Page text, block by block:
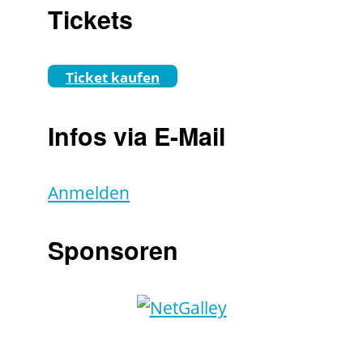
Tickets
Ticket kaufen
Infos via E-Mail
Anmelden
Sponsoren